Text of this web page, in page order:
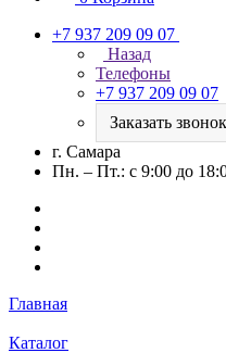
+7 937 209 09 07
Назад
Телефоны
+7 937 209 09 07
Заказать звонок
г. Самара
Пн. – Пт.: с 9:00 до
Главная
Каталог